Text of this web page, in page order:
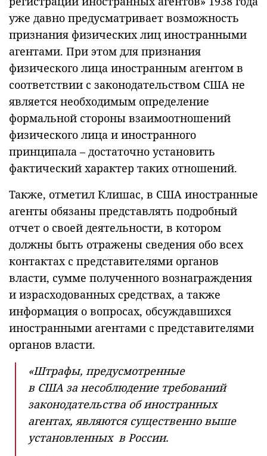
уже давно предусматривает возможность
признания физических лиц иностранными
агентами. При этом для признания
физического лица иностранным агентом в
соответствии с законодательством США не
является необходимым определение
формальной стороны взаимоотношений
физического лица и иностранного
принципала – достаточно установить
фактический характер таких отношений.
Также, отметил Клишас, в США иностранные
агенты обязаны представлять подробный
отчет о своей деятельности, в котором
должны быть отражены сведения обо всех
контактах с представителями органов
власти, сумме полученного вознаграждения
и израсходованных средствах, а также
информация о вопросах, обсуждавшихся
иностранными агентами с представителями
органов власти.
«Штрафы, предусмотренные
в США за несоблюдение требований
законодательства об иностранных
агентах, являются существенно выше
установленных в России.